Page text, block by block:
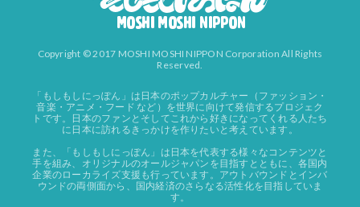
Copyright © 2017 MOSHI MOSHI NIPPON Corporation All Rights
Reserved.
「もしもしにっぽん」は日本のポップカルチャー（ファッション・
音楽・アニメ・フード など）を世界に向けて発信するプロジェク
トです。日本のファンとそしてこれから好きになってくれる人たち
に日本に訪れるきっかけを作りたいと考えています。
また、「もしもしにっぽん」は日本を代表する様々なコンテンツと
手を組み、オリジナルのオールジャパンを目指すとともに、各国内
企業のローカライズ支援も行っています。アウトバウンドとインバ
ウンドの両側面から、国内経済のさらなる活性化を目指していま
す。